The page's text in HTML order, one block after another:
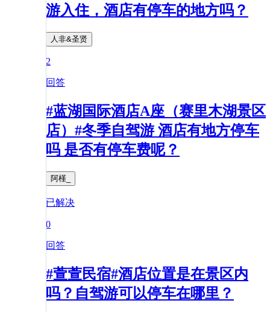
游入住，酒店有停车的地方吗？
人非&圣贤
2
回答
#蓝湖国际酒店A座（赛里木湖景区
店）#冬季自驾游 酒店有地方停车
吗 是否有停车费呢？
阿槿_
已解决
0
回答
#萱萱民宿#酒店位置是在景区内
吗？自驾游可以停车在哪里？